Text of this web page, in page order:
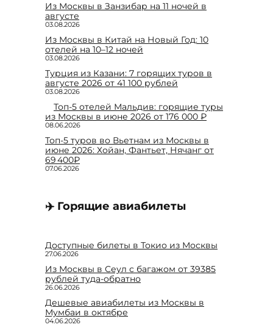
Из Москвы в Занзибар на 11 ночей в
августе
03.08.2026
Из Москвы в Китай на Новый Год: 10
отелей на 10–12 ночей
03.08.2026
Турция из Казани: 7 горящих туров в
августе 2026 от 41 100 рублей
03.08.2026
Топ-5 отелей Мальдив: горящие туры
из Москвы в июне 2026 от 176 000 ₽
08.06.2026
Топ-5 туров во Вьетнам из Москвы в
июне 2026: Хойан, Фантьет, Нячанг от
69 400₽
07.06.2026
✈️ Горящие авиабилеты
Доступные билеты в Токио из Москвы
27.06.2026
Из Москвы в Сеул с багажом от 39385
рублей туда-обратно
26.06.2026
Дешевые авиабилеты из Москвы в
Мумбаи в октябре
04.06.2026